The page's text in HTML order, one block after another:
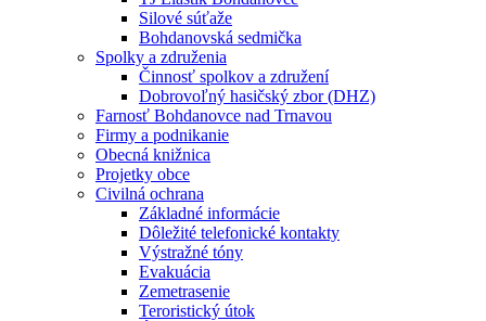
Silové súťaže
Bohdanovská sedmička
Spolky a združenia
Činnosť spolkov a združení
Dobrovoľný hasičský zbor (DHZ)
Farnosť Bohdanovce nad Trnavou
Firmy a podnikanie
Obecná knižnica
Projetky obce
Civilná ochrana
Základné informácie
Dôležité telefonické kontakty
Výstražné tóny
Evakuácia
Zemetrasenie
Teroristický útok